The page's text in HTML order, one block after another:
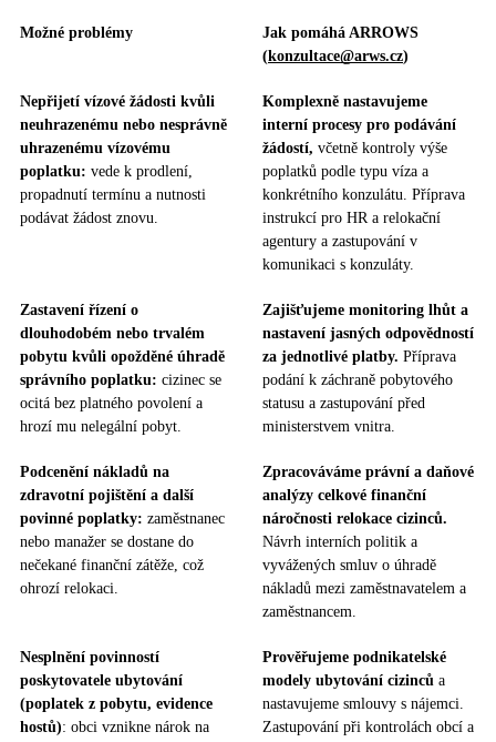
Možné problémy
Jak pomáhá ARROWS
(konzultace@arws.cz)
Nepřijetí vízové žádosti kvůli
neuhrazenému nebo nesprávně
uhrazenému vízovému
poplatku: vede k prodlení,
propadnutí termínu a nutnosti
podávat žádost znovu.
Komplexně nastavujeme
interní procesy pro podávání
žádostí, včetně kontroly výše
poplatků podle typu víza a
konkrétního konzulátu. Příprava
instrukcí pro HR a relokační
agentury a zastupování v
komunikaci s konzuláty.
Zastavení řízení o
dlouhodobém nebo trvalém
pobytu kvůli opožděné úhradě
správního poplatku: cizinec se
ocitá bez platného povolení a
hrozí mu nelegální pobyt.
Zajišťujeme monitoring lhůt a
nastavení jasných odpovědností
za jednotlivé platby. Příprava
podání k záchraně pobytového
statusu a zastupování před
ministerstvem vnitra.
Podcenění nákladů na
zdravotní pojištění a další
povinné poplatky: zaměstnanec
nebo manažer se dostane do
nečekané finanční zátěže, což
ohrozí relokaci.
Zpracováváme právní a daňové
analýzy celkové finanční
náročnosti relokace cizinců.
Návrh interních politik a
vyvážených smluv o úhradě
nákladů mezi zaměstnavatelem a
zaměstnancem.
Nesplnění povinností
poskytovatele ubytování
(poplatek z pobytu, evidence
hostů): obci vznikne nárok na
Prověřujeme podnikatelské
modely ubytování cizinců a
nastavujeme smlouvy s nájemci.
Zastupování při kontrolách obcí a